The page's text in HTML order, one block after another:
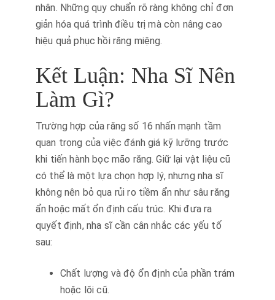
nhân. Những quy chuẩn rõ ràng không chỉ đơn
giản hóa quá trình điều trị mà còn nâng cao
hiệu quả phục hồi răng miệng.
Kết Luận: Nha Sĩ Nên
Làm Gì?
Trường hợp của răng số 16 nhấn mạnh tầm
quan trọng của việc đánh giá kỹ lưỡng trước
khi tiến hành bọc mão răng. Giữ lại vật liệu cũ
có thể là một lựa chọn hợp lý, nhưng nha sĩ
không nên bỏ qua rủi ro tiềm ẩn như sâu răng
ẩn hoặc mất ổn định cấu trúc. Khi đưa ra
quyết định, nha sĩ cần cân nhắc các yếu tố
sau:
Chất lượng và độ ổn định của phần trám
hoặc lõi cũ.